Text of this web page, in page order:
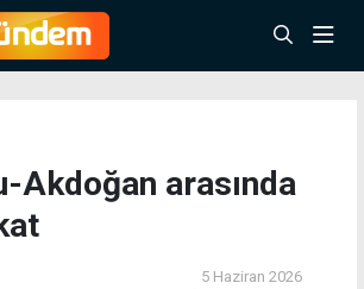
Akdoğan arasında
5 Haziran 2026